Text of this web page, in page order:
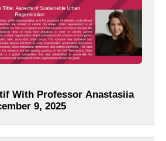
With Professor Anastasiia
– December 9, 2025